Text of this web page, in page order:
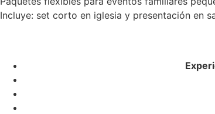
Incluye: set corto en iglesia y presentación en